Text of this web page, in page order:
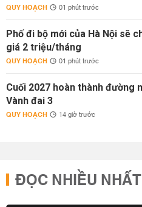
QUY HOẠCH 01 phút trước
Phố đi bộ mới của Hà Nội sẽ
giá 2 triệu/tháng
QUY HOẠCH 01 phút trước
Cuối 2027 hoàn thành đường
Vành đai 3
QUY HOẠCH 14 giờ trước
ĐỌC NHIỀU NHẤT